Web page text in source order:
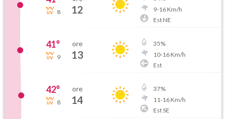
8 12
9-16Km/h
Est NE
41°
9
ore
13
35%
10-16Km/h
Est
42°
8
ore
14
37%
11-16Km/h
Est SE